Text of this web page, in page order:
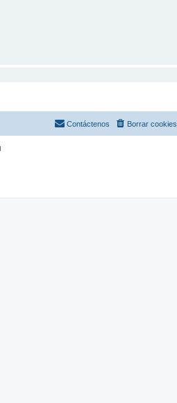
Borrar cookies
Contáctenos